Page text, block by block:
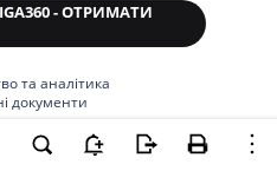
- ОТРИМАТИ
та аналітика
документи
та репутація